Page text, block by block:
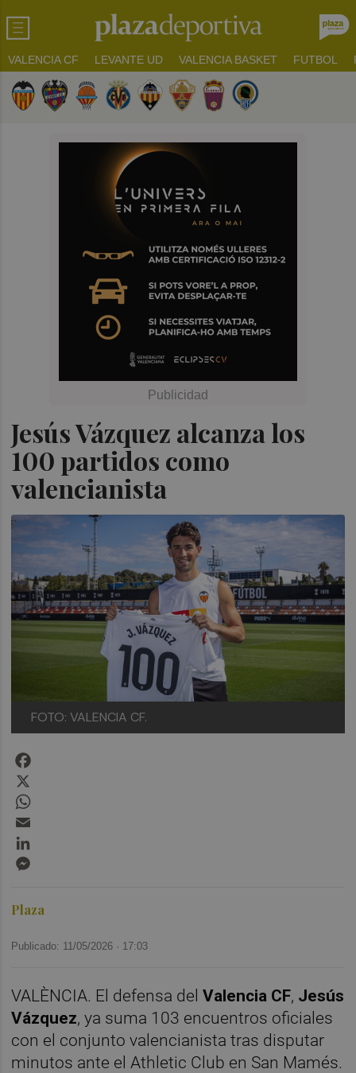
VALENCIA CF LEVANTE UD VALENCIA BASKET FUTBOL
Jesús Vázquez alcanza los
100 partidos como
valencianista
FOTO: VALENCIA CF.
Plaza
Publicado: 11/05/2026 · 17:03
VALÈNCIA. El defensa delValencia CF, Jesús
Vázquez, ya suma 103 encuentros oficiales
con el conjunto valencianista tras disputar
minutos ante el Athletic Club en San Mamés.